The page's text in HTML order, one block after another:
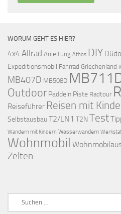
WORUM GEHT ES HIER?
4x4Allrad Anleitung Athos DIY Düdo
Expeditionsmobil Fahrrad Griechenland
MB407D MB508D
Outdoor Paddeln Piste Radtour
Reiseführer Reisen mit
SelbstausbauT2/LN1 T2N Test
Wandern mit Kindern Wasserwandern
Wohnmobil
Zelten
Suchen
nach: